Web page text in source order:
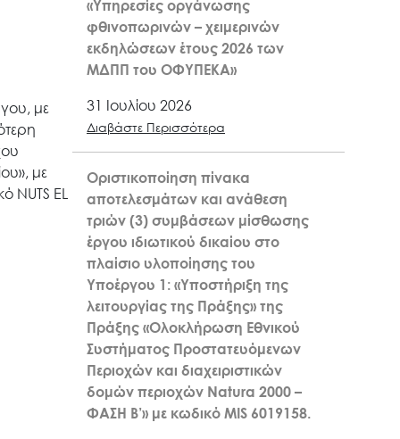
με
με
NUTS EL
«Υπηρεσίες οργάνωσης
φθινοπωρινών – χειμερινών
εκδηλώσεων έτους 2026 των
ΜΔΠΠ του ΟΦΥΠΕΚΑ»
31 Ιουλίου 2026
Διαβάστε Περισσότερα
Οριστικοποίηση πίνακα
αποτελεσμάτων και ανάθεση
τριών (3) συμβάσεων μίσθωσης
έργου ιδιωτικού δικαίου στο
πλαίσιο υλοποίησης του
Υποέργου 1: «Υποστήριξη της
λειτουργίας της Πράξης» της
Πράξης «Ολοκλήρωση Εθνικού
Συστήματος Προστατευόμενων
Περιοχών και διαχειριστικών
δομών περιοχών Natura 2000 –
ΦΑΣΗ Β’» με κωδικό MIS 6019158.